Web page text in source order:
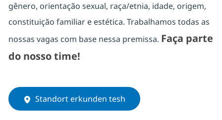
gênero, orientação sexual, raça/etnia, idade, origem,
constituição familiar e estética. Trabalhamos todas as
nossas vagas com base nessa premissa. Faça parte
do nosso time!
Standort erkunden tesh